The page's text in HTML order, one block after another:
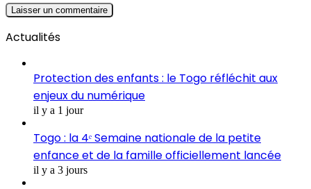
Actualités
Protection des enfants : le Togo réfléchit aux
enjeux du numérique
il y a 1 jour
Togo : la 4ᵉ Semaine nationale de la petite
enfance et de la famille officiellement lancée
il y a 3 jours